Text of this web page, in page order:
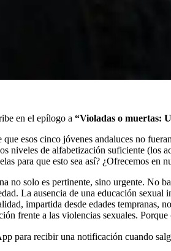
en el epílogo a “Violadas o muertas:
que esos cinco jóvenes andaluces no
niveles de alfabetización suficiente (los
para que esto sea así? ¿Ofrecemos en
no solo es pertinente, sino urgente. No
La ausencia de una educación
impartida desde edades tempranas,
frente a las violencias sexuales.
para recibir una notificación cuando